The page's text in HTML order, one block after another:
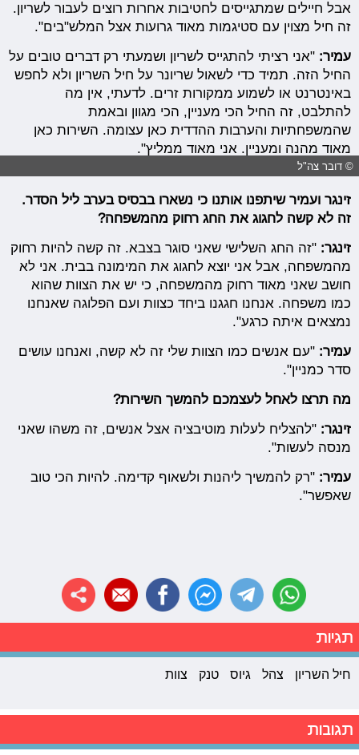
אבל חיילים שמתגייסים לחטיבות אחרות רוצים לעבור לשריון.
זה חיל מצוין עם סטיגמות מאוד גרועות אצל המלש"בים".
עמיר: "אני רציתי להתגייס לשריון ושמעתי רק דברים טובים על
החיל הזה. תמיד כדי לשאול שריונר על חיל השריון ולא לחפש
באינטרנט או לשמוע ממקורות זרים. לדעתי, אין מה
להתלבט, זה החיל הכי מעניין, הכי מגוון ובאמת
שהמשפחתיות והערבות ההדדית כאן עצומה. השירות כאן
מאוד מהנה ומעניין. אני מאוד ממליץ".
© דובר צה"ל
זינגר ועמיר שיתפנו אותנו כי נשארו בבסיס בערב ליל הסדר.
זה לא קשה לחגוג את החג רחוק מהמשפחה?
זינגר: "זה החג השלישי שאני סוגר בצבא. זה קשה להיות רחוק
מהמשפחה, אבל אני יוצא לחגוג את המימונה בבית. אני לא
חושב שאני מאוד רחוק מהמשפחה, כי יש את הצוות שהוא
כמו משפחה. אנחנו חגגנו ביחד כצוות ועם הפלוגה שאנחנו
נמצאים איתה כרגע".
עמיר: "עם אנשים כמו הצוות שלי זה לא קשה, ואנחנו עושים
סדר כמניין".
מה תרצו לאחל לעצמכם להמשך השירות?
זינגר: "להצליח לעלות מוטיבציה אצל אנשים, זה משהו שאני
מנסה לעשות".
עמיר: "רק להמשיך ליהנות ולשאוף קדימה. להיות הכי טוב
שאפשר".
תגיות
חיל השריון צהל גיוס טנק צוות
תגובות